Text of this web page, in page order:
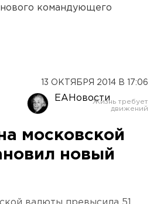
нового командующего
13 ОКТЯБРЯ 2014 В 17:06
ЕАНовости
московской
новый